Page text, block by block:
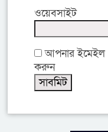
ওয়েবসাইট
আপনার ইমেইল
করুন